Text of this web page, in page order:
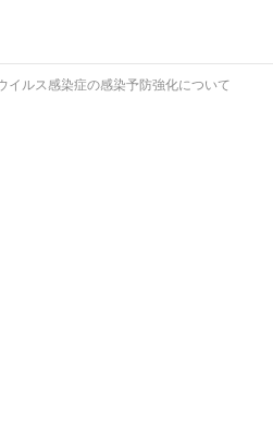
イルス感染症の感染予防強化について